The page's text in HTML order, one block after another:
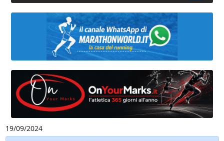
19/09/2024